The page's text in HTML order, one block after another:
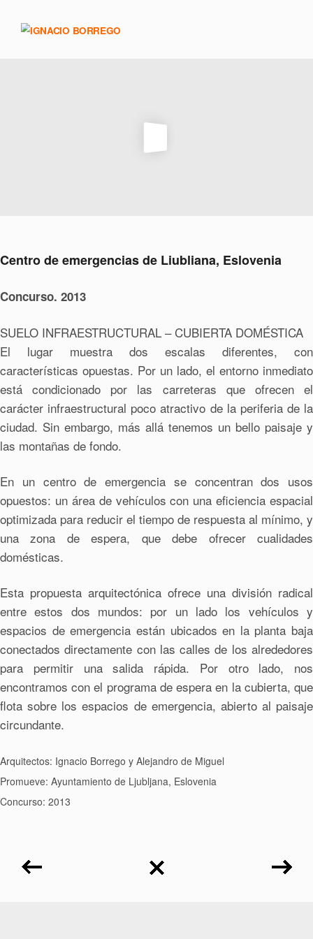
Centro de emergencias de Liubliana, Eslovenia
Concurso. 2013
SUELO INFRAESTRUCTURAL – CUBIERTA DOMÉSTICA
El lugar muestra dos escalas diferentes, con
características opuestas. Por un lado, el entorno inmediato
está condicionado por las carreteras que ofrecen el
carácter infraestructural poco atractivo de la periferia de la
ciudad. Sin embargo, más allá tenemos un bello paisaje y
las montañas de fondo.
En un centro de emergencia se concentran dos usos
opuestos: un área de vehículos con una eficiencia espacial
optimizada para reducir el tiempo de respuesta al mínimo, y
una zona de espera, que debe ofrecer cualidades
domésticas.
Esta propuesta arquitectónica ofrece una división radical
entre estos dos mundos: por un lado los vehículos y
espacios de emergencia están ubicados en la planta baja
conectados directamente con las calles de los alrededores
para permitir una salida rápida. Por otro lado, nos
encontramos con el programa de espera en la cubierta, que
flota sobre los espacios de emergencia, abierto al paisaje
circundante.
Arquitectos: Ignacio Borrego y Alejandro de Miguel
Promueve: Ayuntamiento de Ljubljana, Eslovenia
Concurso: 2013